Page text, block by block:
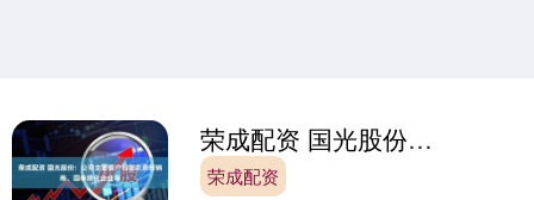
荣成配资 国光股份：公司主要客户包括农资经销商、园林绿化企业等
荣成配资